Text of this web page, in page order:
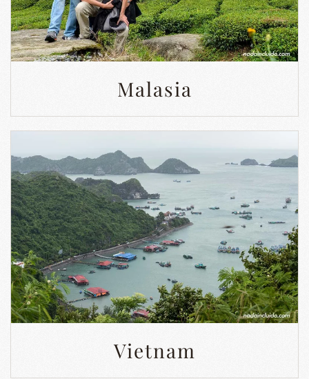
Malasia
Vietnam